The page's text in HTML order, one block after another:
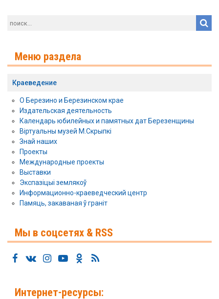
Меню раздела
Краеведение
О Березино и Березинском крае
Издательская деятельность
Календарь юбилейных и памятных дат Березенщины
Віртуальны музей М.Скрыпкі
Знай наших
Проекты
Международные проекты
Выставки
Экcпазіцыі землякоў
Информационно-краеведческий центр
Памяць, закаваная ў граніт
Мы в соцсетях & RSS
Интернет-ресурсы: